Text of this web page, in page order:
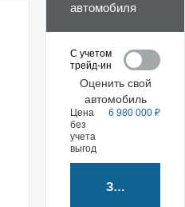
автомобиля
С учетом
трейд-ин
Оценить свой
автомобиль
Цена
без
учета
выгод
6 980 000 ₽